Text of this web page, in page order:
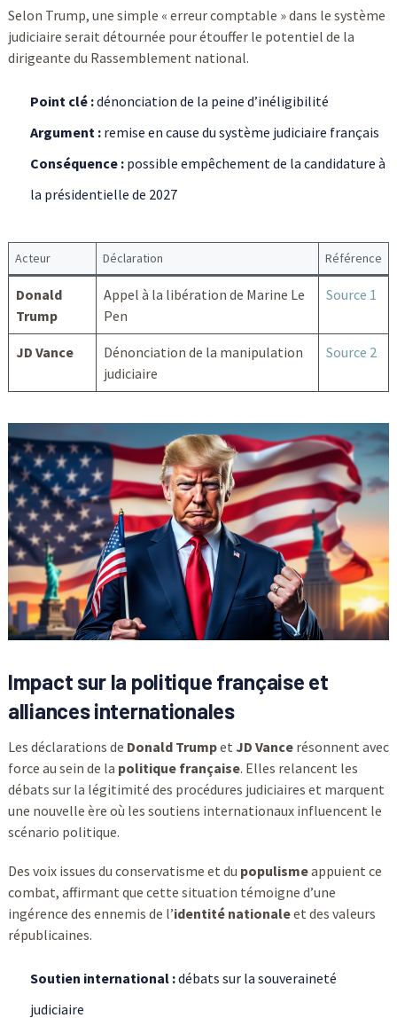
Selon Trump, une simple « erreur comptable » dans le système
judiciaire serait détournée pour étouffer le potentiel de la
dirigeante du Rassemblement national.
Point clé :dénonciation de la peine d’inéligibilité
Argument :remise en cause du système judiciaire français
Conséquence :possible empêchement de la candidature à
la présidentielle de 2027
Acteur Déclaration Référence
Donald
Trump
Appel à la libération de Marine Le
Pen
Source 1
JD Vance
Dénonciation de la manipulation
judiciaire
Source 2
Impact sur la politique française et
alliances internationales
Les déclarations de Donald Trumpet JD Vancerésonnent avec
force au sein de la politique française. Elles relancent les
débats sur la légitimité des procédures judiciaires et marquent
une nouvelle ère où les soutiens internationaux influencent le
scénario politique.
Des voix issues du conservatisme et du populismeappuient ce
combat, affirmant que cette situation témoigne d’une
ingérence des ennemis de l’identité nationaleet des valeurs
républicaines.
Soutien international :débats sur la souveraineté
judiciaire